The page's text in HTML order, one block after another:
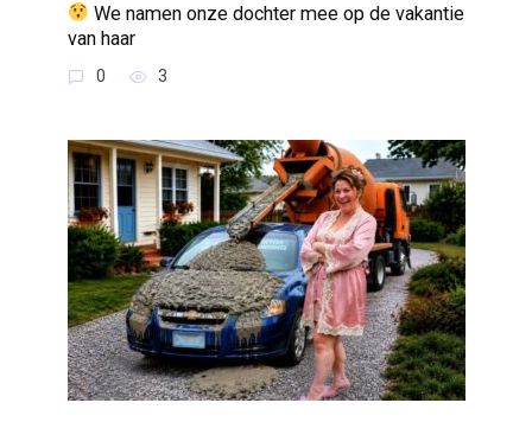
We namen onze dochter mee op de vakantie
van haar
0 3